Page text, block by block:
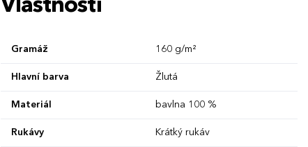
Vlastnosti
Gramáž 160 g/m²
Hlavní barva Žlutá
Materiál bavlna 100 %
Rukávy Krátký rukáv